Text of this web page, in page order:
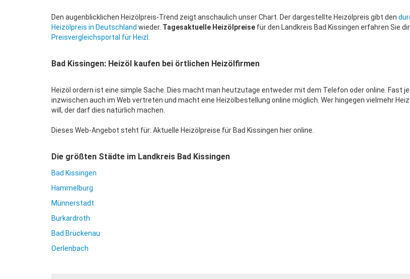
Den augenblicklichen Heizölpreis-Trend zeigt anschaulich unser Chart. Der dargestellte Heizölpreis gibt den
Heizölpreis in Deutschland wieder. Tagesaktuelle Heizölpreise für den Landkreis Bad Kissingen erfahren Sie
Preisvergleichsportal für Heizl
Bad Kissingen: Heizöl kaufen bei örtlichen Heizölfirmen
Heizöl ordern ist eine simple Sache. Dies macht man heutzutage entweder mit dem Telefon oder online. Fast
inzwischen auch im Web vertreten und macht eine Heizölbestellung online möglich. Wer hingegen vielmehr
will, der darf dies natürlich machen.
Dieses Web-Angebot steht für: Aktuelle Heizölpreise für Bad Kissingen hier online.
Die größten Städte im Landkreis Bad Kissingen
Bad Kissingen
Hammelburg
Münnerstadt
Burkardroth
Bad Brückenau
Oerlenbach